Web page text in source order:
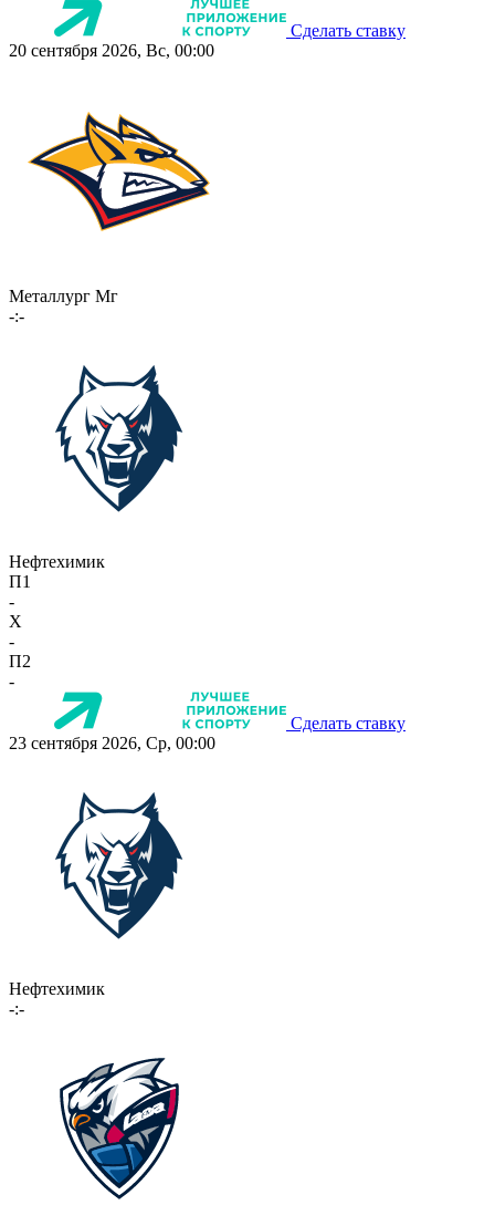
Сделать ставку
20 сентября 2026, Вс, 00:00
Металлург Мг
-:-
Нефтехимик
П1
-
X
-
П2
-
Сделать ставку
23 сентября 2026, Ср, 00:00
Нефтехимик
-:-